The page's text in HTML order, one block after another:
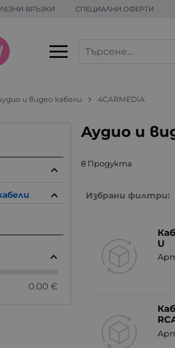
ВРЪЗКИ СПЕЦИАЛНИ ОФЕРТИ
и видео кабели 4CARMEDIA
Аудио и
8 Продукта
Избрани филтри:
U
0.00 €